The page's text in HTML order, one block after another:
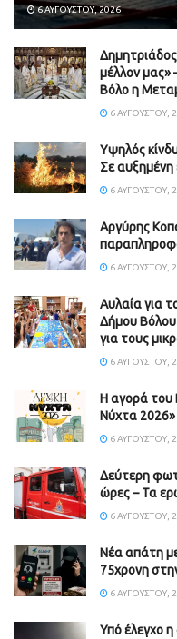
6 ΑΥΓΟΎΣΤΟΥ, 2026
Δημητριάδος
μέλλον
Βόλο η
6 ΑΥΓΟΎΣΤΟΥ,
Υψηλός
Σε αυξημένη
6 ΑΥΓΟΎΣΤΟΥ,
Aργύρης
6 ΑΥΓΟΎΣΤΟΥ,
Αυλαία για
Δήμου Βόλου
για τους
6 ΑΥΓΟΎΣΤΟΥ,
Η αγορά του
Νύχτα
6 ΑΥΓΟΎΣΤΟΥ,
Δεύτερη
ώρες – Τα
6 ΑΥΓΟΎΣΤΟΥ,
Νέα απάτη
75χρονη
6 ΑΥΓΟΎΣΤΟΥ,
Υπό έλεγχο